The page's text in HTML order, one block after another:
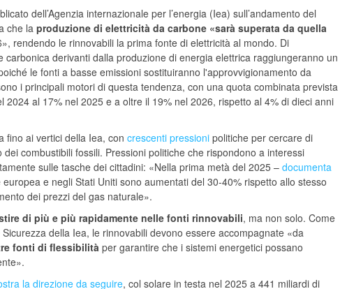
dell’Agenzia internazionale per l’energia (Iea) sull’andamento del
che la produzione di elettricità da carbone «sarà superata da quella
rendendo le rinnovabili la prima fonte di elettricità al mondo. Di
derivanti dalla produzione di energia elettrica raggiungeranno un
le fonti a basse emissioni sostituiranno l'approvvigionamento da
i principali motori di questa tendenza, con una quota combinata prevista
al 17% nel 2025 e a oltre il 19% nel 2026, rispetto al 4% di dieci anni
fino ai vertici della Iea, con crescenti pressioni politiche per cercare di
combustibili fossili. Pressioni politiche che rispondono a interessi
sulle tasche dei cittadini: «Nella prima metà del 2025 – documenta
e negli Stati Uniti sono aumentati del 30-40% rispetto allo stesso
dei prezzi del gas naturale».
di più e più rapidamente nelle fonti rinnovabili, ma non solo. Come
della Iea, le rinnovabili devono essere accompagnate «da
fonti di flessibilità per garantire che i sistemi energetici possano
la direzione da seguire, col solare in testa nel 2025 a 441 miliardi di